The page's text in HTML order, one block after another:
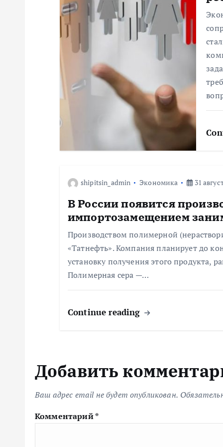
shipitsin_admin Экономика 31
В России появится
импортозамещением
Производством полимерной
«Татнефть». Компания планирует до
установку получения этого продукта,
Полимерная сера —…
Continue reading
Добавить
Ваш адрес email не будет опубликован.
Комментарий*